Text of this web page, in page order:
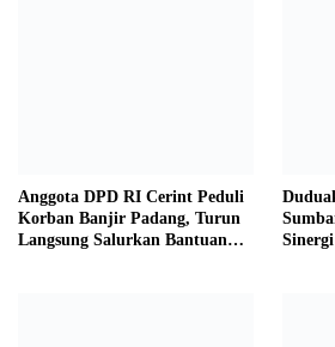
Anggota DPD RI Cerint Peduli
Korban Banjir Padang, Turun
Langsung Salurkan Bantuan